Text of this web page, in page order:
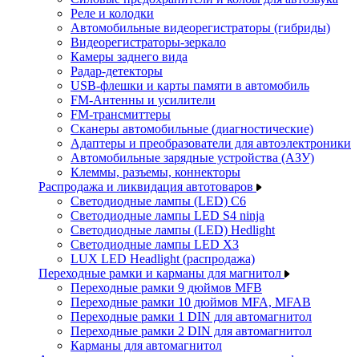
Реле и колодки
Автомобильные видеорегистраторы (гибриды)
Видеорегистраторы-зеркало
Камеры заднего вида
Радар-детекторы
USB-флешки и карты памяти в автомобиль
FM-Антенны и усилители
FM-трансмиттеры
Сканеры автомобильные (диагностические)
Адаптеры и преобразователи для автоэлектроники
Автомобильные зарядные устройства (АЗУ)
Клеммы, разъемы, коннекторы
Распродажа и ликвидация автотоваров
Светодиодные лампы (LED) C6
Светодиодные лампы LED S4 ninja
Светодиодные лампы (LED) Hedlight
Светодиодные лампы LED X3
LUX LED Headlight (распродажа)
Переходные рамки и карманы для магнитол
Переходные рамки 9 дюймов MFB
Переходные рамки 10 дюймов MFA, MFAB
Переходные рамки 1 DIN для автомагнитол
Переходные рамки 2 DIN для автомагнитол
Карманы для автомагнитол